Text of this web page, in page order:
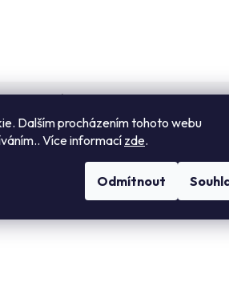
Dalším procházením tohoto webu
Více informací zde.
Odmítnout
Hodnocení Diskuze
Koagulace Na-citrát 3,2%